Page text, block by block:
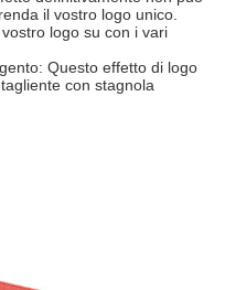
il vostro logo unico.
logo su con i vari
Questo effetto di logo
con stagnola